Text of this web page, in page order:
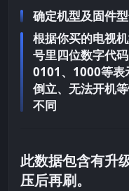
确定机型及固件
根据你买的电视
号里四位数字代
0101、1000等表
倒立、无法开机
不同
此数据包含有升
压后再刷。